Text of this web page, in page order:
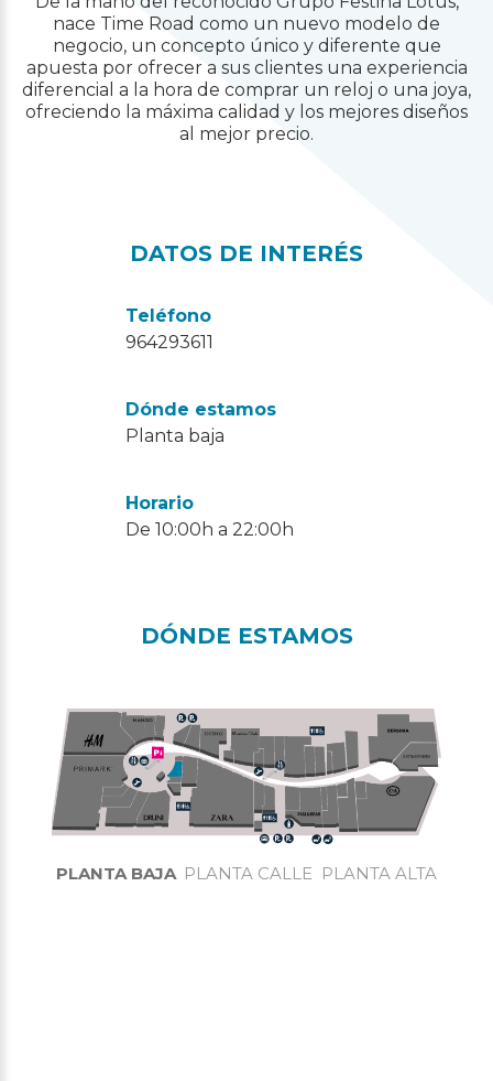
nace Time Road como un nuevo modelo de
negocio, un concepto único y diferente que
apuesta por ofrecer a sus clientes una experiencia
diferencial a la hora de comprar un reloj o una joya,
ofreciendo la máxima calidad y los mejores diseños
al mejor precio.
DATOS DE INTERÉS
Teléfono
964293611
Dónde estamos
Planta baja
Horario
De 10:00h a 22:00h
DÓNDE ESTAMOS
PLANTA BAJA PLANTA CALLE PLANTA ALTA